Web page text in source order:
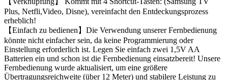
Plus, Netfli,Video, Disne), vereinfacht den Entdeckungsprozess
erheblich!
【Einfach zu bedienen】Die Verwendung unserer Fernbedienung
könnte nicht einfacher sein, da keine Programmierung oder
Einstellung erforderlich ist. Legen Sie einfach zwei 1,5V AA
Batterien ein und schon ist die Fernbedienung einsatzbereit! Unsere
Fernbedienung wurde aktualisiert, um eine größere
Übertragungsreichweite (über 12 Meter) und stabilere Leistung zu